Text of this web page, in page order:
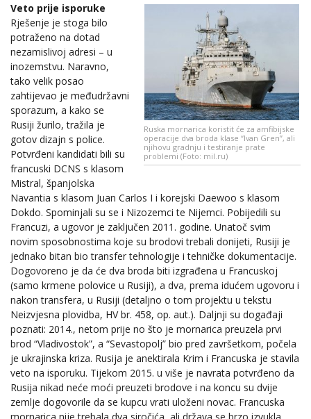
Ruska mornarica koristit će za amfibijske
operacije dva broda klase “Ivan Gren”, ali
njihovu gradnju i testiranje prate
problemi (Foto: mil.ru)
Veto prije isporuke
Rješenje je stoga bilo
potraženo na dotad
nezamislivoj adresi – u
inozemstvu. Naravno,
tako velik posao
zahtijevao je međudržavni
sporazum, a kako se
Rusiji žurilo, tražila je
gotov dizajn s police.
Potvrđeni kandidati bili su
francuski DCNS s klasom
Mistral, španjolska
Navantia s klasom Juan Carlos I i korejski Daewoo s klasom
Dokdo. Spominjali su se i Nizozemci te Nijemci. Pobijedili su
Francuzi, a ugovor je zaključen 2011. godine. Unatoč svim
novim sposobnostima koje su brodovi trebali donijeti, Rusiji je
jednako bitan bio transfer tehnologije i tehničke dokumentacije.
Dogovoreno je da će dva broda biti izgrađena u Francuskoj
(samo krmene polovice u Rusiji), a dva, prema idućem ugovoru i
nakon transfera, u Rusiji (detaljno o tom projektu u tekstu
Neizvjesna plovidba, HV br. 458, op. aut.). Daljnji su događaji
poznati: 2014., netom prije no što je mornarica preuzela prvi
brod “Vladivostok”, a “Sevastopolj” bio pred završetkom, počela
je ukrajinska kriza. Rusija je anektirala Krim i Francuska je stavila
veto na isporuku. Tijekom 2015. u više je navrata potvrđeno da
Rusija nikad neće moći preuzeti brodove i na koncu su dvije
zemlje dogovorile da se kupcu vrati uloženi novac. Francuska
mornarica nije trebala dva siročića, ali država se brzo izvukla